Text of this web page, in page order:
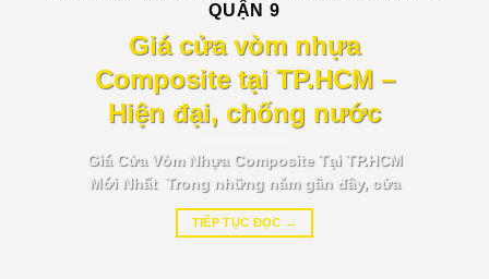
QUẬN 9
BÁO GIÁ TIN TỨC
Giá cửa vòm nhựa
Composite tại TP.HCM –
Hiện đại, chống nước
Giá Cửa Vòm Nhựa Composite Tại TP.HCM
Mới Nhất Trong những năm gần đây, cửa
TIẾP TỤC ĐỌC →